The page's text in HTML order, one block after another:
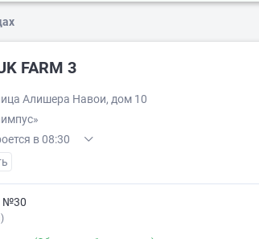
FARM 3
Алишера Навои, дом 10
в 08:30
XX
№30